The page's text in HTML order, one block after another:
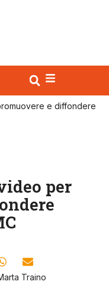
e diffondere
per
Traino